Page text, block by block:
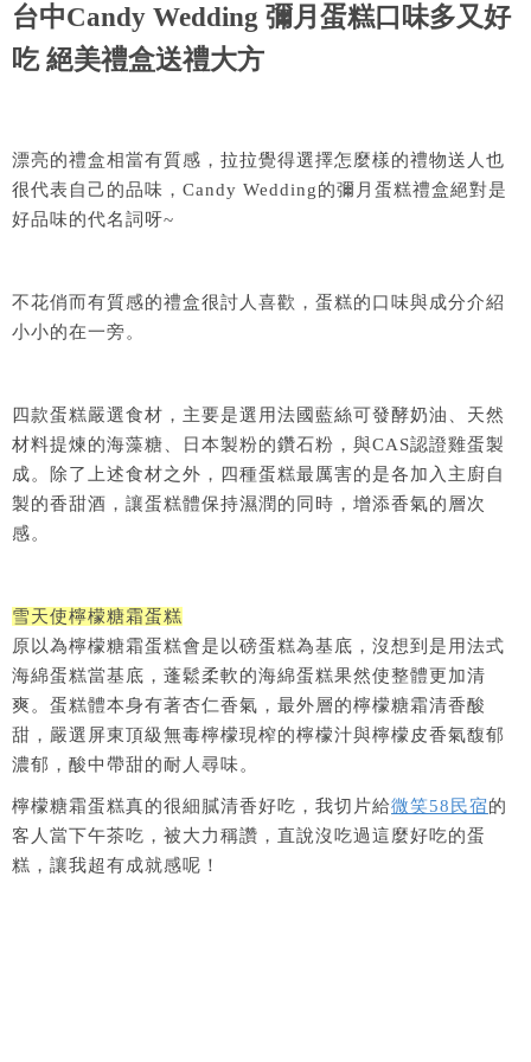
台中Candy Wedding 彌月蛋糕口味多又好
吃 絕美禮盒送禮大方
漂亮的禮盒相當有質感，拉拉覺得選擇怎麼樣的禮物送人也
很代表自己的品味，Candy Wedding的彌月蛋糕禮盒絕對是
好品味的代名詞呀~
不花俏而有質感的禮盒很討人喜歡，蛋糕的口味與成分介紹
小小的在一旁。
四款蛋糕嚴選食材，主要是選用法國藍絲可發酵奶油、天然
材料提煉的海藻糖、日本製粉的鑽石粉，與CAS認證雞蛋製
成。除了上述食材之外，四種蛋糕最厲害的是各加入主廚自
製的香甜酒，讓蛋糕體保持濕潤的同時，增添香氣的層次
感。
雪天使檸檬糖霜蛋糕
原以為檸檬糖霜蛋糕會是以磅蛋糕為基底，沒想到是用法式
海綿蛋糕當基底，蓬鬆柔軟的海綿蛋糕果然使整體更加清
爽。蛋糕體本身有著杏仁香氣，最外層的檸檬糖霜清香酸
甜，嚴選屏東頂級無毒檸檬現榨的檸檬汁與檸檬皮香氣馥郁
濃郁，酸中帶甜的耐人尋味。
檸檬糖霜蛋糕真的很細膩清香好吃，我切片給微笑58民宿的
客人當下午茶吃，被大力稱讚，直說沒吃過這麼好吃的蛋
糕，讓我超有成就感呢！